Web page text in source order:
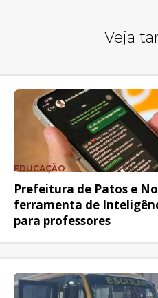
Veja
EDUCAÇÃO
Prefeitura de Patos e
ferramenta de
para professores